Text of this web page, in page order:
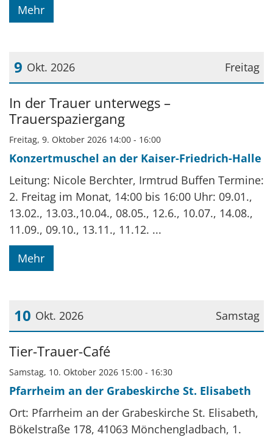
Mehr
Freitag
9 Okt. 2026
Datum: 9. Oktober 2026
In der Trauer unterwegs –
Trauerspaziergang
Freitag, 9. Oktober 2026 14:00 - 16:00
Konzertmuschel an der Kaiser-Friedrich-Halle
Leitung: Nicole Berchter, Irmtrud Buffen Termine:
2. Freitag im Monat, 14:00 bis 16:00 Uhr: 09.01.,
13.02., 13.03.,10.04., 08.05., 12.6., 10.07., 14.08.,
11.09., 09.10., 13.11., 11.12. ...
Mehr
Samstag
10 Okt. 2026
Datum: 10. Oktober 2026
Tier-Trauer-Café
Samstag, 10. Oktober 2026 15:00 - 16:30
Pfarrheim an der Grabeskirche St. Elisabeth
Ort: Pfarrheim an der Grabeskirche St. Elisabeth,
Bökelstraße 178, 41063 Mönchengladbach, 1.